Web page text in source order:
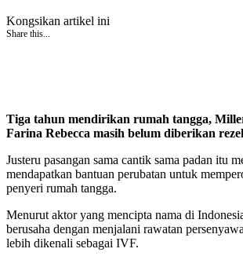
Kongsikan artikel ini
Share this...
Tiga tahun mendirikan rumah tangga,
Farina Rebecca masih belum diberikan
Justeru pasangan sama cantik sama padan itu
mendapatkan bantuan perubatan untuk
penyeri rumah tangga.
Menurut aktor yang mencipta nama di
berusaha dengan menjalani rawatan
lebih dikenali sebagai IVF.